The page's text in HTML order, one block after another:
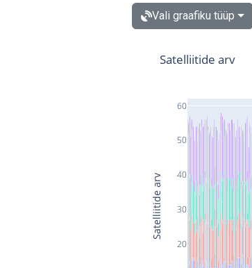
Vali graafiku tüüp
20
30
40
50
60
Satelliitide arv
Satelliitide arv